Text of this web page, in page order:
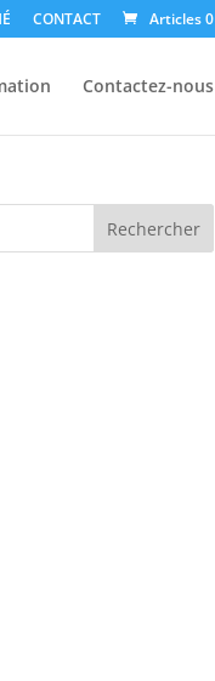
CONTACT Articles 0
Contactez-nous
Rechercher